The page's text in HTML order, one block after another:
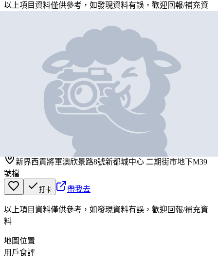
以上項目資料僅供參考，如發現資料有誤，歡迎回報/補充資
新界西貢將軍澳欣景路8號新都城中心 二期街市地下M39
號檔
打卡 帶我去
以上項目資料僅供參考，如發現資料有誤，歡迎回報/補充資
料
地圖位置
用戶食評